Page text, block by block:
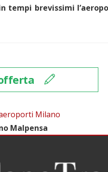
tempi brevissimi
Milano
Malpensa